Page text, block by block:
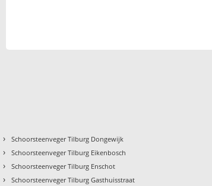
› Schoorsteenveger Tilburg Dongewijk
› Schoorsteenveger Tilburg Eikenbosch
› Schoorsteenveger Tilburg Enschot
› Schoorsteenveger Tilburg Gasthuisstraat